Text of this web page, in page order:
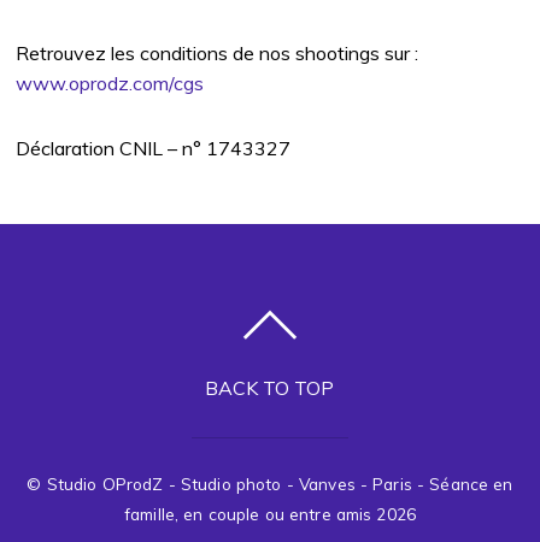
Retrouvez les conditions de nos shootings sur :
www.oprodz.com/cgs
Déclaration CNIL – n° 1743327
BACK TO TOP
© Studio OProdZ - Studio photo - Vanves - Paris - Séance en
famille, en couple ou entre amis 2026